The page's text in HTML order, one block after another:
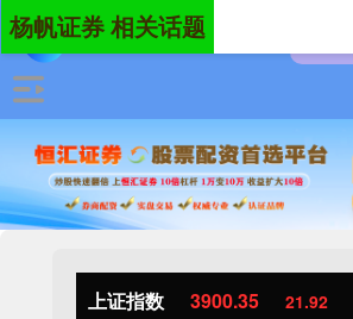
上证指数 3900.35 21.92
杨帆证券 相关话题